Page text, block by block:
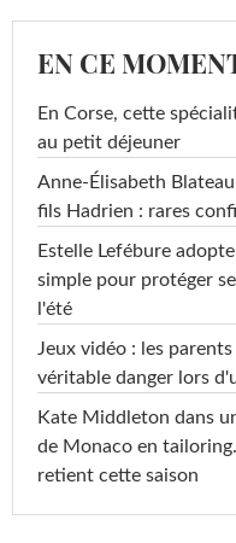
EN CE
En Corse, cette
au petit déjeuner
Anne-Élisabeth
fils Hadrien : rares
Estelle Lefébure
simple pour protéger
l'été
Jeux vidéo : les
véritable danger lors
Kate Middleton dans
de Monaco en
retient cette saison